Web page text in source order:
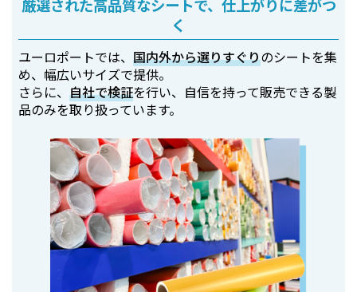
厳選された高品質なシートで、仕上がりに差がつ
く
ユーロポートでは、国内外から選りすぐりのシートを集
め、幅広いサイズで提供。
さらに、自社で検証を行い、自信を持って販売できる製
品のみを取り扱っています。